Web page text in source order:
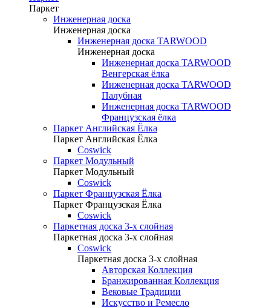
Паркет
Инженерная доска
Инженерная доска
Инженерная доска TARWOOD
Инженерная доска
Инженерная доска TARWOOD
Венгерская ёлка
Инженерная доска TARWOOD
Палубная
Инженерная доска TARWOOD
Французская ёлка
Паркет Английская Ёлка
Паркет Английская Ёлка
Coswick
Паркет Модульный
Паркет Модульный
Coswick
Паркет Французская Ёлка
Паркет Французская Ёлка
Coswick
Паркетная доска 3-х слойная
Паркетная доска 3-х слойная
Coswick
Паркетная доска 3-х слойная
Авторская Коллекция
Бранжированная Коллекция
Вековые Традиции
Искусство и Ремесло